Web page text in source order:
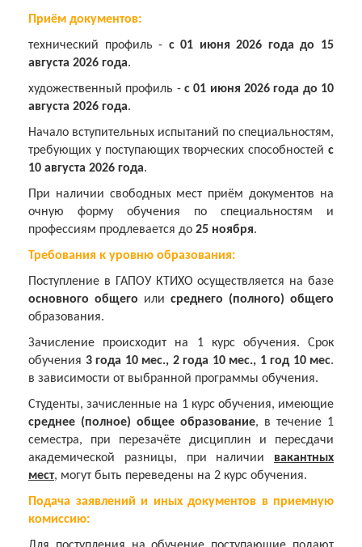
Приём документов:
технический профиль - с 01 июня 2026 года до 15
августа 2026 года.
художественный профиль - с 01 июня 2026 года до 10
августа 2026 года.
Начало вступительных испытаний по специальностям,
требующих у поступающих творческих способностей с
10 августа 2026 года.
При наличии свободных мест приём документов на
очную форму обучения по специальностям и
профессиям продлевается до 25 ноября.
Требования к уровню образования:
Поступление в ГАПОУ КТИХО осуществляется на базе
основного общего или среднего (полного) общего
образования.
Зачисление происходит на 1 курс обучения. Срок
обучения 3 года 10 мес., 2 года 10 мес., 1 год 10 мес.
в зависимости от выбранной программы обучения.
Студенты, зачисленные на 1 курс обучения, имеющие
среднее (полное) общее образование, в течение 1
семестра, при перезачёте дисциплин и пересдачи
академической разницы, при наличии вакантных
мест, могут быть переведены на 2 курс обучения.
Подача заявлений и иных документов в приемную
комиссию: